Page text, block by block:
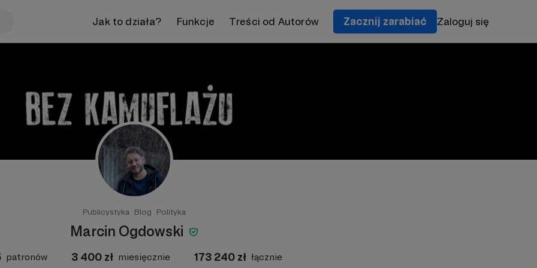
Jak to działa? Funkcje Treści od Autorów Zacznij zarabiać Zaloguj się
Publicystyka Blog Polityka
Marcin Ogdowski
patronów 3 400 zł miesięcznie 173 240 zł łącznie